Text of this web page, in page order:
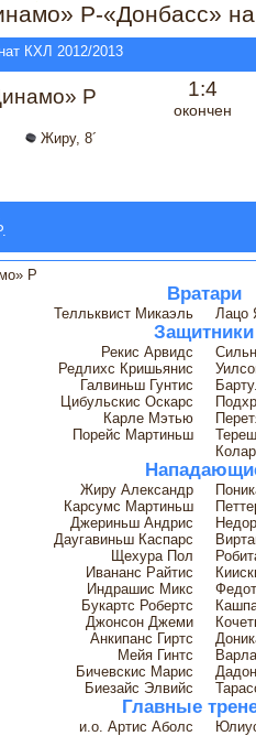
Р-«Донбасс»
КХЛ 2012/2013
Р 1:4
окончен
Жиру, 8´
Р
Вратари
Телльквист Микаэль Лацо
Защитники
Рекис Арвидс
Редлихс Кришьянис
Галвиньш Гунтис
Цибульскис Оскарс
Карле Мэтью
Порейс Мартиньш
Жиру Александр
Карсумс Мартиньш
Джериньш Андрис
Даугавиньш Каспарс
Щехура Пол
Ивананс Райтис
Индрашис Микс
Букартс Робертс
Джонсон Джеми
Анкипанс Гиртс
Мейя Гинтс
Бичевскис Марис
Биезайс Элвийс
Главные
и.о. Артис Аболс